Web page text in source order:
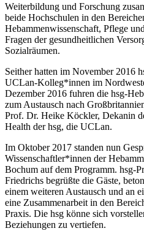
Weiterbildung und Forschung
beide Hochschulen in den
Hebammenwissenschaft, Pflege
Fragen der gesundheitlichen
Sozialräumen.
Seither hatten im November 2016
UCLan-Kolleg*innen im
Dezember 2016 fuhren die hsg-
zum Austausch nach
Prof. Dr. Heike Köckler, Dekanin
Health der hsg, die UCLan.
Im Oktober 2017 standen nun
Wissenschaftler*innen der
Bochum auf dem Programm. hsg-
Friedrichs begrüßte die Gäste,
einem weiteren Austausch und an
eine Zusammenarbeit in den
Praxis. Die hsg könne sich
Beziehungen zu vertiefen.